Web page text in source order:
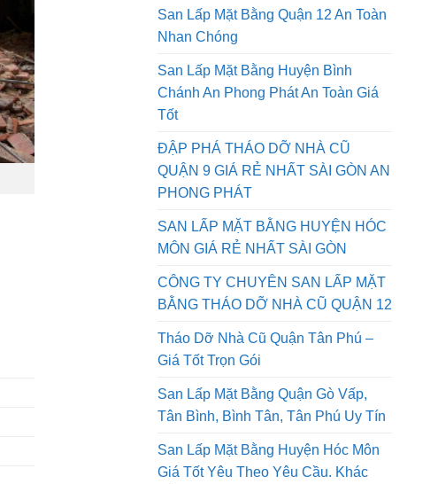
Toàn Chuyên Nghiệp Giá Tốt Trọn
Gói
San Lấp Mặt Bằng Quận 12 An Toàn
Nhan Chóng
San Lấp Mặt Bằng Huyện Bình
Chánh An Phong Phát An Toàn Giá
Tốt
ĐẬP PHÁ THÁO DỠ NHÀ CŨ
QUẬN 9 GIÁ RẺ NHẤT SÀI GÒN AN
PHONG PHÁT
SAN LẤP MẶT BẰNG HUYỆN HÓC
MÔN GIÁ RẺ NHẤT SÀI GÒN
CÔNG TY CHUYÊN SAN LẤP MẶT
BẰNG THÁO DỠ NHÀ CŨ QUẬN 12
Tháo Dỡ Nhà Cũ Quận Tân Phú –
Giá Tốt Trọn Gói
San Lấp Mặt Bằng Quận Gò Vấp,
Tân Bình, Bình Tân, Tân Phú Uy Tín